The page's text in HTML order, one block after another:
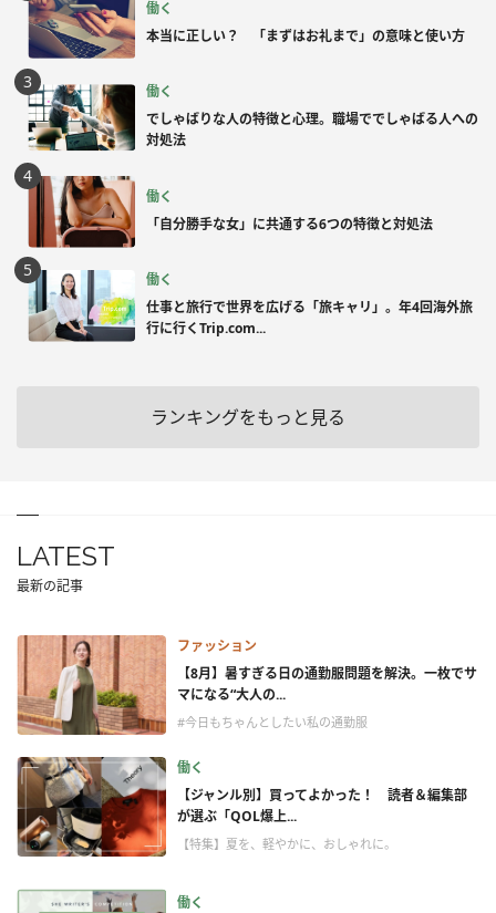
働く
本当に正しい？ 「まずはお礼まで」の意味と使い方
働く
でしゃばりな人の特徴と心理。職場ででしゃばる人への
対処法
働く
「自分勝手な女」に共通する6つの特徴と対処法
働く
仕事と旅行で世界を広げる「旅キャリ」。年4回海外旅
行に行くTrip.com...
ランキングをもっと見る
LATEST
最新の記事
ファッション
【8月】暑すぎる日の通勤服問題を解決。一枚でサ
マになる“大人の...
#今日もちゃんとしたい私の通勤服
働く
【ジャンル別】買ってよかった！ 読者＆編集部
が選ぶ「QOL爆上...
【特集】夏を、軽やかに、おしゃれに。
働く